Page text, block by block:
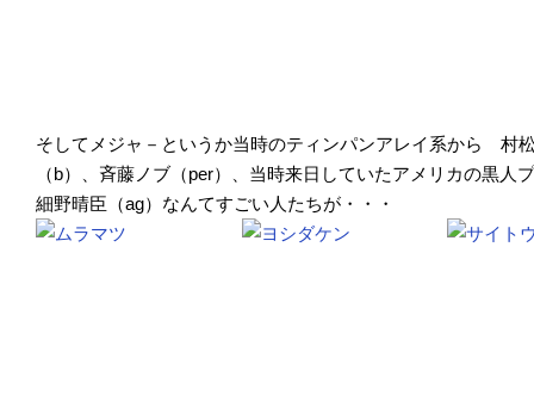
そしてメジャ－というか当時のティンパンアレイ系から 村
（b）、斉藤ノブ（per）、当時来日していたアメリカの黒人
細野晴臣（ag）なんてすごい人たちが・・・